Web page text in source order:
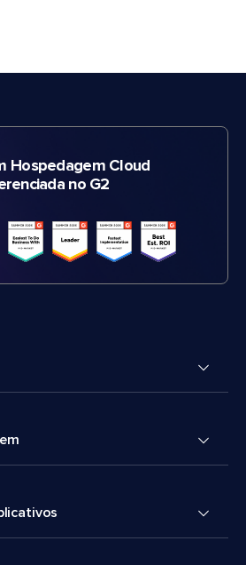
Hospedagem Cloud
no G2